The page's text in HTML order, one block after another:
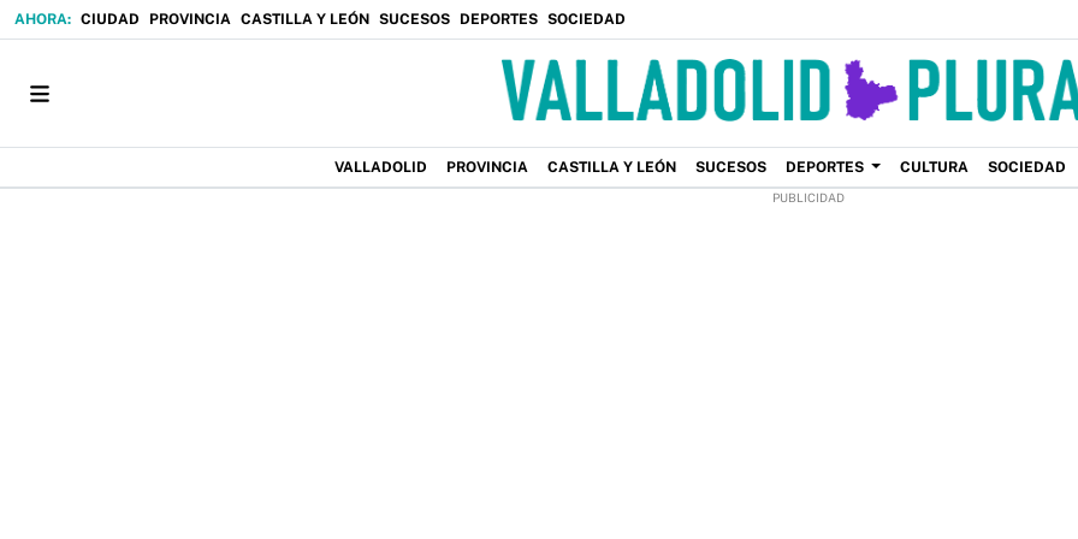
CIUDAD PROVINCIA CASTILLA Y LEÓN SUCESOS DEPORTES SOCIEDAD
VALLADOLID PROVINCIA CASTILLA Y LEÓN SUCESOS DEPORTES CULTURA SOCIEDAD